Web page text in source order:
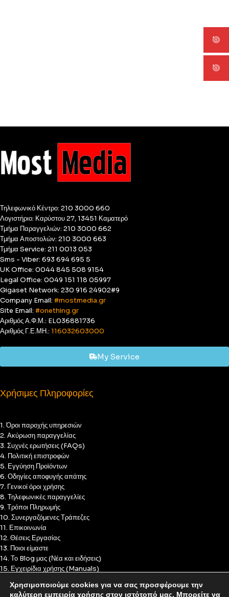
Τηλεφωνικό Κέντρο: 210 3000 660
Λογιστήριο: Καρύστου 27, 13451 Καματερό
Τμήμα Παραγγελιών: 210 3000 662
Τμήμα Αποστολών: 210 3000 663
Τμήμα Service: 211 0013 053
Sms - Viber: 693 694 695 5
UK Office: 0044 845 508 9154
Legal Office: 0049 151 118 05997
Gigaset Network: 230 916 24902#9
Company Email: #mostmedia.gr
Site Email: #onething.gr
Αριθμός Α.Φ.Μ.: EL036881736
Αριθμός Γ.Ε.ΜΗ.: 116032603000
My Service
Χρήσιμες Πληροφορίες
1. Όροι παροχής υπηρεσιών
2. Ακύρωση παραγγελίας
3. Συχνές ερωτήσεις (FAQs)
4. Πολιτική επιστροφών
5. Εγγύηση Προϊόντων
6. Οδηγίες αποφυγής απάτης
7. Γενικοί όροι χρήσης
8. Τηλεφωνικές παραγγελίες
9. Τρόποι Πληρωμής
10. Συνεργαζόμενες Τράπεζες
11. Επικοινωνία
12. Θέσεις Εργασίας
13. Ποιοι είμαστε
14. Το Blog μας (Νέα και ειδήσεις)
15. Εγχειρίδια χρήσης (Manuals)
17. Πολιτική Cookies
Χρησιμοποιούμε cookies για να σας προσφέρουμε την
καλύτερη εμπειρία χρήσης στον ιστότοπό μας. Μπορείτε να